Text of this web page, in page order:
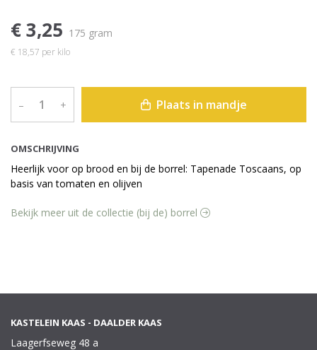
OMSCHRIJVING
Heerlijk voor op brood en bij de borrel: Tapenade Toscaans, op
basis van tomaten en olijven
€ 3,25 175 gram
€ 18,57 per kilo
– + Plaats in mandje
Bekijk meer uit de collectie (bij de) borrel
KASTELEIN KAAS - DAALDER KAAS
Laagerfseweg 48 a